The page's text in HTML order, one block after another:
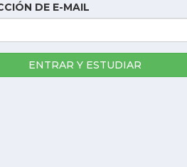
DE E-MAIL
ENTRAR Y ESTUDIAR